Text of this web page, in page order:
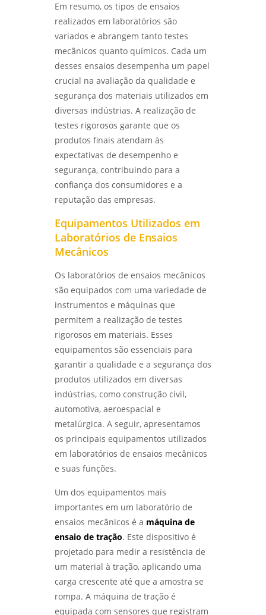
Em resumo, os tipos de ensaios
realizados em laboratórios são
variados e abrangem tanto testes
mecânicos quanto químicos. Cada um
desses ensaios desempenha um papel
crucial na avaliação da qualidade e
segurança dos materiais utilizados em
diversas indústrias. A realização de
testes rigorosos garante que os
produtos finais atendam às
expectativas de desempenho e
segurança, contribuindo para a
confiança dos consumidores e a
reputação das empresas.
Equipamentos Utilizados em
Laboratórios de Ensaios
Mecânicos
Os laboratórios de ensaios mecânicos
são equipados com uma variedade de
instrumentos e máquinas que
permitem a realização de testes
rigorosos em materiais. Esses
equipamentos são essenciais para
garantir a qualidade e a segurança dos
produtos utilizados em diversas
indústrias, como construção civil,
automotiva, aeroespacial e
metalúrgica. A seguir, apresentamos
os principais equipamentos utilizados
em laboratórios de ensaios mecânicos
e suas funções.
Um dos equipamentos mais
importantes em um laboratório de
ensaios mecânicos é a máquina de
ensaio de tração. Este dispositivo é
projetado para medir a resistência de
um material à tração, aplicando uma
carga crescente até que a amostra se
rompa. A máquina de tração é
equipada com sensores que registram